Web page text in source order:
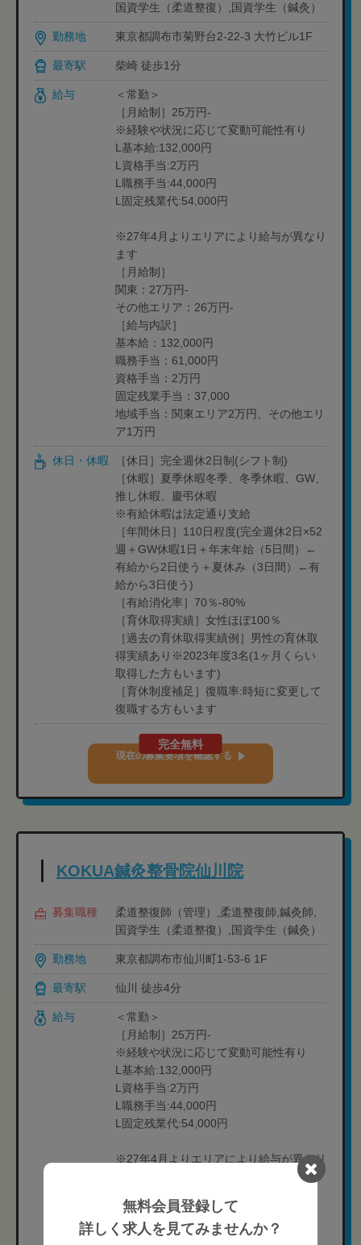
国資学生（柔道整復）,国資学生（鍼灸）
勤務地 東京都調布市菊野台2-22-3 大竹ビル1F
最寄駅 柴崎 徒歩1分
給与
＜常勤＞
［月給制］25万円-
※経験や状況に応じて変動可能性有り
L基本給:132,000円
L資格手当:2万円
L職務手当:44,000円
L固定残業代:54,000円
※27年4月よりエリアにより給与が異なり
ます
［月給制］
関東：27万円-
その他エリア：26万円-
［給与内訳］
基本給：132,000円
職務手当：61,000円
資格手当：2万円
固定残業手当：37,000
地域手当：関東エリア2万円、その他エリ
ア1万円
休日・休暇
［休日］完全週休2日制(シフト制)
［休暇］夏季休暇冬季、冬季休暇、GW、
推し休暇、慶弔休暇
※有給休暇は法定通り支給
［年間休日］110日程度(完全週休2日×52
週＋GW休暇1日＋年末年始（5日間）←
有給から2日使う＋夏休み（3日間）←有
給から3日使う)
［有給消化率］70％-80%
［育休取得実績］女性ほぼ100％
［過去の育休取得実績例］男性の育休取
得実績あり※2023年度3名(1ヶ月くらい
取得した方もいます)
［育休制度補足］復職率:時短に変更して
復職する方もいます
完全無料
現在の募集要項を確認する
KOKUA鍼灸整骨院仙川院
募集職種
柔道整復師（管理）,柔道整復師,鍼灸師,
国資学生（柔道整復）,国資学生（鍼灸）
勤務地 東京都調布市仙川町1-53-6 1F
最寄駅 仙川 徒歩4分
給与
＜常勤＞
［月給制］25万円-
※経験や状況に応じて変動可能性有り
L基本給:132,000円
L資格手当:2万円
L職務手当:44,000円
L固定残業代:54,000円
※27年4月よりエリアにより給与が異なり
関東：27万円-
その他エリア：26万円-
無料会員登録して
詳しく求人を見てみませんか？